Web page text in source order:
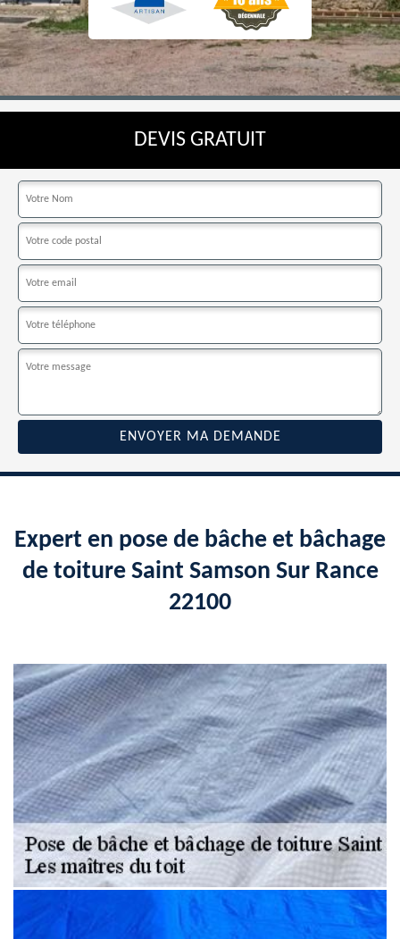
DEVIS GRATUIT
Expert en pose de bâche et bâchage
de toiture Saint Samson Sur Rance
22100